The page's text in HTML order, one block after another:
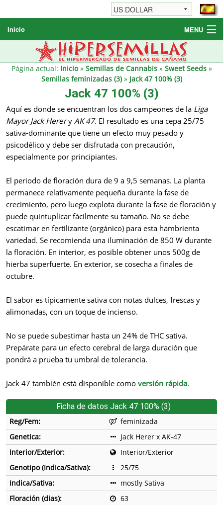
Inicio MENU
Semillas de cannabis
Otros productos
Revendedores
Página actual: Inicio» Semillas de Cannabis» Sweet Seeds»
Semillas feminizadas (3)» Jack 47 100% (3)
Jack 47 100% (3)
Aquí es donde se encuentran los dos campeones de la Liga
Mayor Jack Herery AK 47. El resultado es una cepa 25/75
sativa-dominante que tiene un efecto muy pesado y
psicodélico y debe ser disfrutada con precaución,
especialmente por principiantes.
El periodo de floración dura de 9 a 9,5 semanas. La planta
permanece relativamente pequeña durante la fase de
crecimiento, pero luego explota durante la fase de floración y
puede quintuplicar fácilmente su tamaño. No se debe
escatimar en fertilizante (orgánico) para esta hambrienta
variedad. Se recomienda una iluminación de 850 W durante
la floración. En interior, es posible obtener unos 500g de
hierba superfuerte. En exterior, se cosecha a finales de
octubre.
El sabor es típicamente sativa con notas dulces, frescas y
alimonadas, con un toque de incienso.
No se puede subestimar hasta un 24% de THC sativa.
Prepárate para un efecto cerebral de larga duración que
pondrá a prueba tu umbral de tolerancia.
Jack 47 también está disponible como versión rápida.
Ficha de datos Jack 47 100% (3)
Reg/Fem:
feminizada
Genetica:
Jack Herer x AK-47
Interior/Exterior:
Interior/Exterior
Genotipo (Indica/Sativa):
25/75
Indica/Sativa:
mostly Sativa
Floración (dias):
63